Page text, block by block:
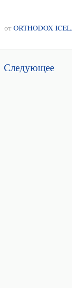
от ORTHODOX
Следующее